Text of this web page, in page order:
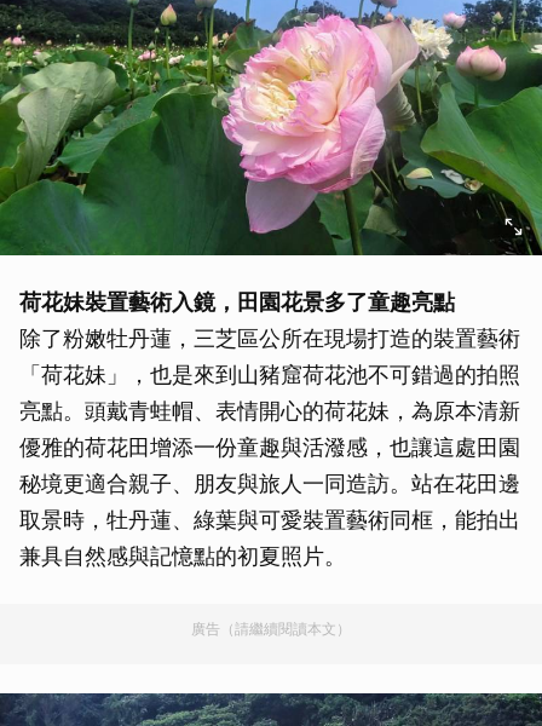
荷花妹裝置藝術入鏡，田園花景多了童趣亮點
除了粉嫩牡丹蓮，三芝區公所在現場打造的裝置藝術
「荷花妹」，也是來到山豬窟荷花池不可錯過的拍照
亮點。頭戴青蛙帽、表情開心的荷花妹，為原本清新
優雅的荷花田增添一份童趣與活潑感，也讓這處田園
秘境更適合親子、朋友與旅人一同造訪。站在花田邊
取景時，牡丹蓮、綠葉與可愛裝置藝術同框，能拍出
兼具自然感與記憶點的初夏照片。
廣告（請繼續閱讀本文）